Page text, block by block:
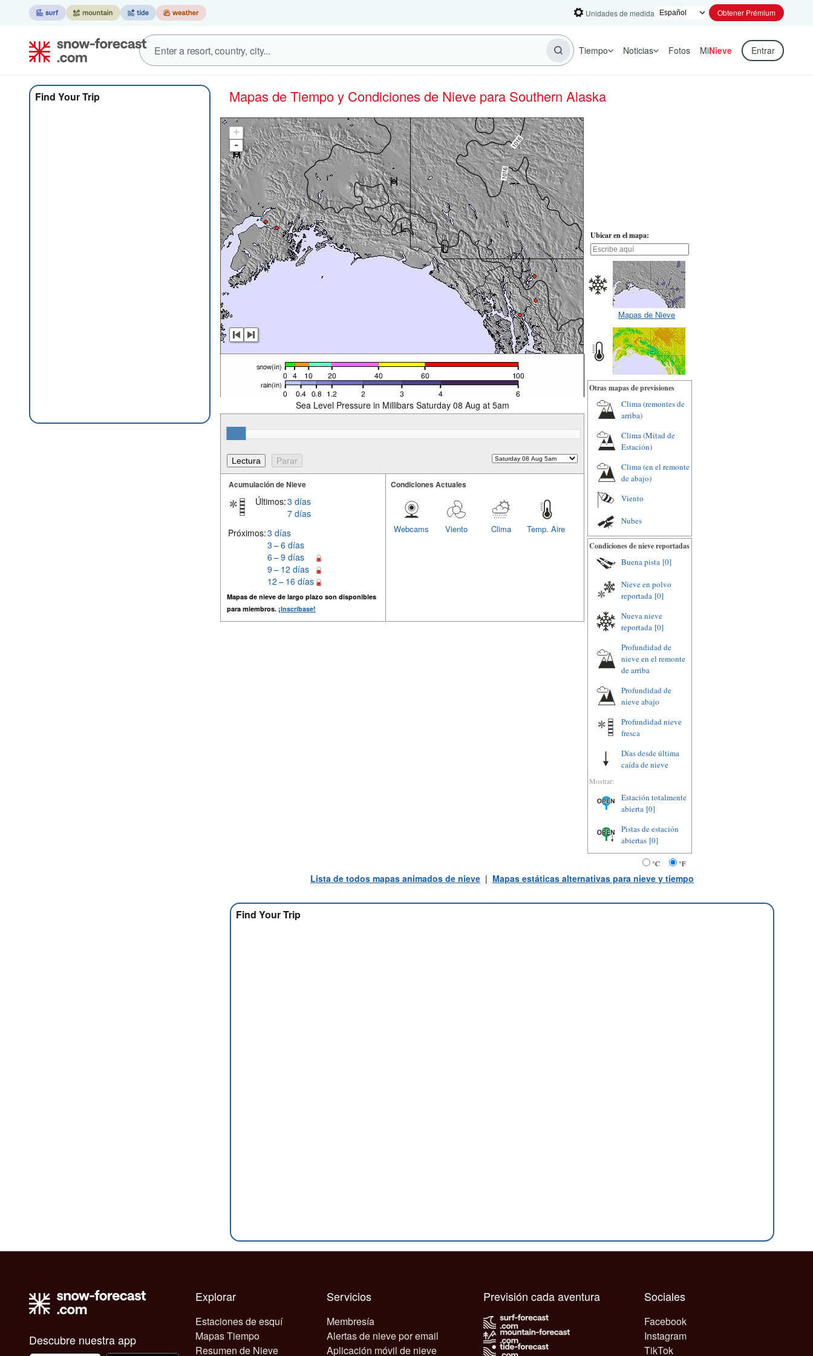
Unidades de medida Obtener Prémium
Tiempo Noticias Fotos MiNieve Entrar
Find Your Trip Mapas de Tiempo y Condiciones de Nieve para Southern Alaska
+
-
Sea Level Pressure in Millibars Saturday 08 Aug at 5am
Acumulación de Nieve
Últimos:3 días
7 días
Próximos:3 días
3 – 6 días
6 – 9 días
9 – 12 días
12 – 16 días
Mapas de nieve de largo plazo son disponibles
para miembros. ¡Inscríbase!
Condiciones Actuales
Temp. Aire
Clima
Viento
Webcams
Ubicar en el mapa:
Mapas de Nieve
Otras mapas de previsiones
Clima (remontes de
arriba)
Clima (Mitad de
Estación)
Clima (en el remonte
de abajo)
Viento
Nubes
Condiciones de nieve reportadas
Buena pista [0]
Nieve en polvo
reportada [0]
Nueva nieve
reportada [0]
Profundidad de
nieve en el remonte
de arriba
Profundidad de
nieve abajo
Profundidad nieve
fresca
Días desde última
caída de nieve
Mostrar:
Estación totalmente
abierta [0]
Pistas de estación
abiertas [0]
°C °F
Lista de todos mapas animados de nieve | Mapas estáticas alternativas para nieve y tiempo
Find Your Trip
Descubre nuestra app
Explorar
Estaciones de esquí
Mapas Tiempo
Resumen de Nieve
Servicios
Membresía
Alertas de nieve por email
Aplicación móvil de nieve
Sociales
Facebook
Instagram
TikTok
Previsión cada aventura